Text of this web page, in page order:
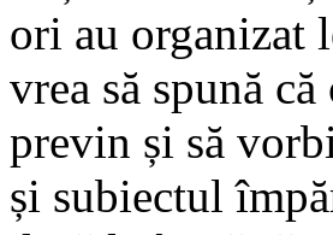
ori au organizat
vrea să spună
previn și să
și subiectul